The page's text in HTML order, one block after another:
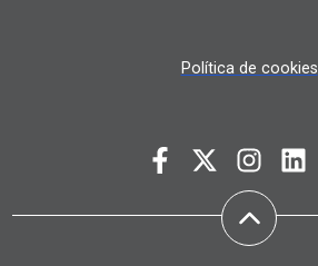
Política de cookies